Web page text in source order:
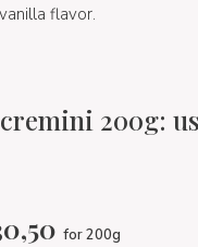
flavor.
200g:
for 200g